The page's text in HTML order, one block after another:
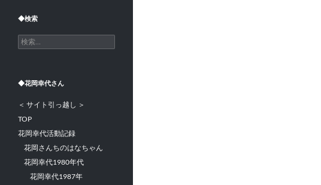
◆検索
検
索:
◆花岡幸代さん
＜ サイト引っ越し ＞
TOP
花岡幸代活動記録
花岡さんちのはなちゃん
花岡幸代1980年代
花岡幸代1987年